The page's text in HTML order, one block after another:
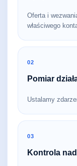
Oferta i
właściwego
02
Pomiar
Ustalamy
03
Kontrola